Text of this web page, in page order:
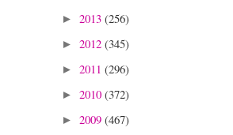
► 2013 (256)
► 2012 (345)
► 2011 (296)
► 2010 (372)
► 2009 (467)